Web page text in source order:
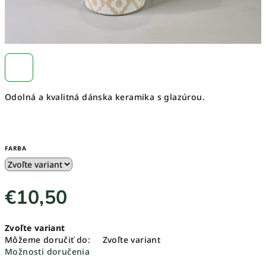
Odolná a kvalitná dánska keramika s glazúrou.
FARBA
€10,50
cena:
Zvoľte variant
Môžeme doručiť do:
Zvoľte variant
Možnosti doručenia